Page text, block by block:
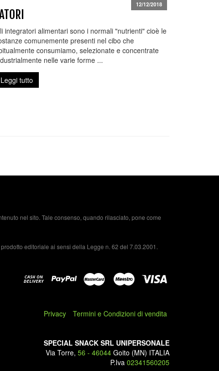
12/12/2018
integratori alimentari sono i normali "nutrienti" cioè le
comunemente presenti nel cibo che
consumiamo, selezionate e concentrate
nelle varie forme ...
Leggi tutto
nel sito. Tale consenso, quando rilasciato, pone come
editoriale ai sensi della Legge n. 62 del 7.03.2001.
CAPELLI, ALIMENTAZIONE E INTEGRAZIONE
equilibrata. In questo caso può essere d’aiuto un integratore
Privacy Termini e Condizioni di vendita
SPECIAL SNACK SRL UNIPERSONALE
Via Torre, 56 - 46044 Goito (MN) ITALIA
P.Iva 02341560205